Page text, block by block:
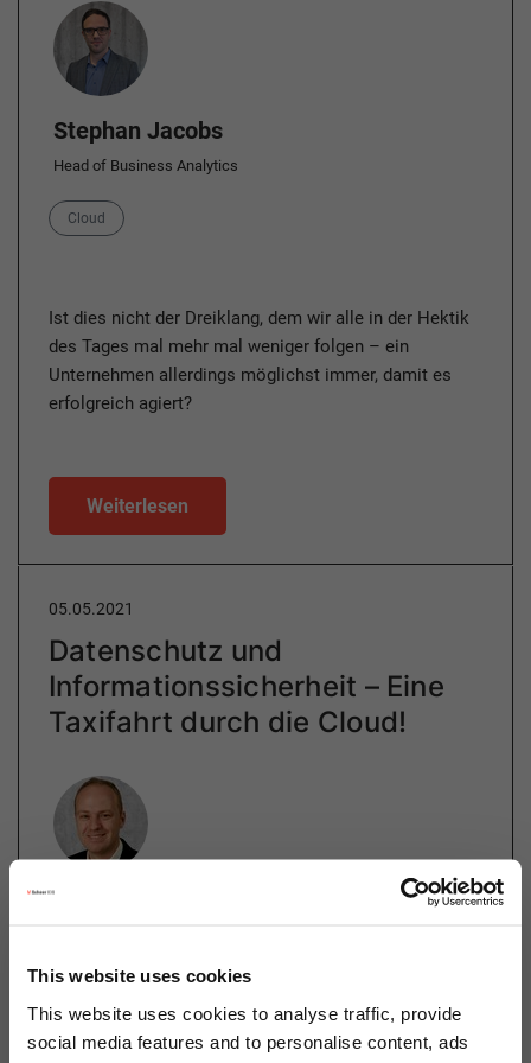
This website uses cookies
This website uses cookies to analyse traffic, provide
social media features and to personalise content, ads
Author
Stephan Jacobs
Head of Business Analytics
Category
Cloud
Ist dies nicht der Dreiklang, dem wir alle in der Hektik
des Tages mal mehr mal weniger folgen – ein
Unternehmen allerdings möglichst immer, damit es
erfolgreich agiert?
Weiterlesen
05.05.2021
Datenschutz und
Informationssicherheit – Eine
Taxifahrt durch die Cloud!
Author
Category